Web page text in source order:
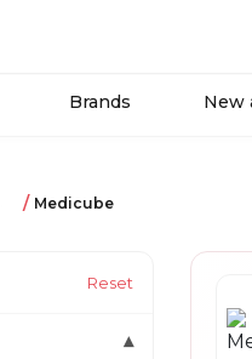
Brands New
Medicube
Reset
▾